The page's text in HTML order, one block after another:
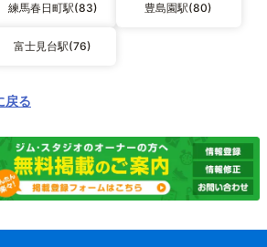
練馬春日町駅(83) 豊島園駅(80)
富士見台駅(76)
戻る